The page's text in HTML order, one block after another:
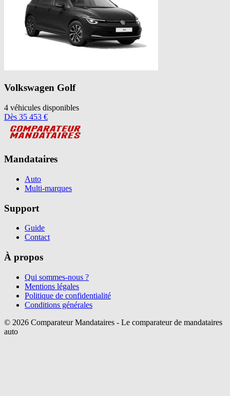
Volkswagen Golf
4 véhicules disponibles
Dès 35 453 €
Mandataires
Auto
Multi-marques
Support
Guide
Contact
À propos
Qui sommes-nous ?
Mentions légales
Politique de confidentialité
Conditions générales
© 2026 Comparateur Mandataires - Le comparateur de mandataires
auto